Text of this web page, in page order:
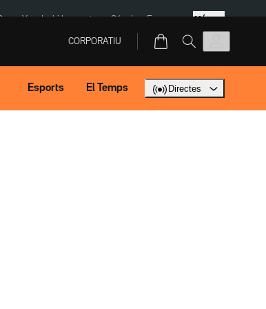
Isaki Lacuesta Sánchez Europa Més
CORPORATIU
Esports El Temps Directes